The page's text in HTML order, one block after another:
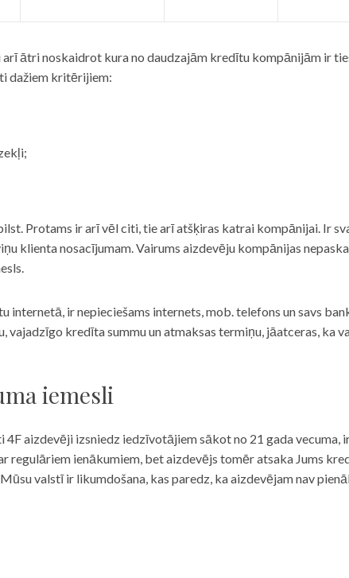
ātri noskaidrot kura no daudzajām kredītu kompānijām ir
dažiem kritērijiem:
Protams ir arī vēl citi, tie arī atšķiras katrai kompānijai. Ir
klienta nosacījumam. Vairums aizdevēju kompānijas
ir nepieciešams internets, mob. telefons un savs
kredīta summu un atmaksas termiņu, jāatceras, ka
iemesli
aizdevēji izsniedz iedzīvotājiem sākot no 21 gada vecuma,
regulāriem ienākumiem, bet aizdevējs tomēr atsaka Jums
valstī ir likumdošana, kas paredz, ka aizdevējam nav